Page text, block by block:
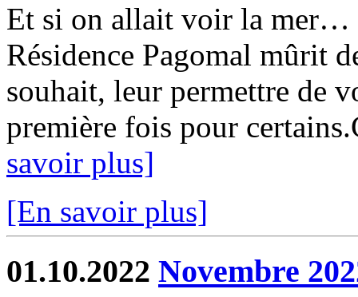
Et si on allait voir la mer…
Résidence Pagomal mûrit
souhait, leur permettre de
première fois pour
savoir plus]
[En savoir plus]
01.10.2022 Novembre